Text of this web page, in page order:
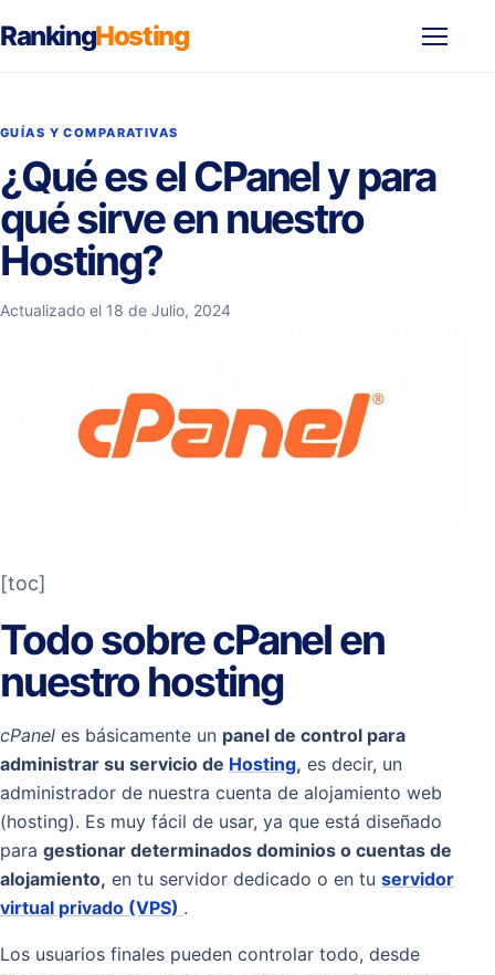
RankingHosting
GUÍAS Y COMPARATIVAS
¿Qué es el CPanel y para
qué sirve en nuestro
Hosting?
Actualizado el 18 de Julio, 2024
[toc]
Todo sobre cPanel en
nuestro hosting
cPanel es básicamente un panel de control para
administrar su servicio de Hosting, es decir, un
administrador de nuestra cuenta de alojamiento web
(hosting). Es muy fácil de usar, ya que está diseñado
para gestionar determinados dominios o cuentas de
alojamiento, en tu servidor dedicado o en tu servidor
virtual privado (VPS) .
Los usuarios finales pueden controlar todo, desde